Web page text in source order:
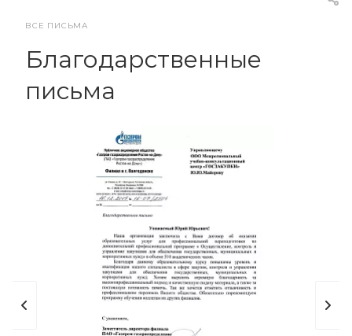
ВСЕ ПИСЬМА
Благодарственные
письма